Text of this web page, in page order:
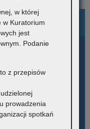
w której
w Kuratorium
jest
Podanie
z przepisów
prowadzenia
spotkań